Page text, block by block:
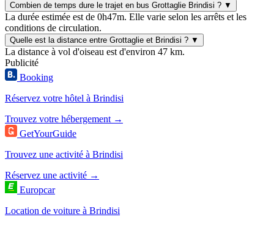
Combien de temps dure le trajet en bus Grottaglie Brindisi ? ▼
La durée estimée est de 0h47m. Elle varie selon les arrêts et les
conditions de circulation.
Quelle est la distance entre Grottaglie et Brindisi ? ▼
La distance à vol d'oiseau est d'environ 47 km.
Publicité
Booking
Réservez votre hôtel à Brindisi
Trouvez votre hébergement →
GetYourGuide
Trouvez une activité à Brindisi
Réservez une activité →
Europcar
Location de voiture à Brindisi